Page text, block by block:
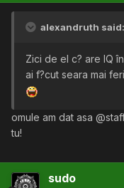
alexandruth said:
Zici de el c? are IQ
ai f?cut seara mai
omule am dat asa
tu!
sudo